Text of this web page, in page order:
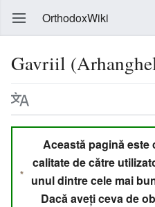
OrthodoxWiki
Gavriil
Această pagină
calitate de către
unul dintre cele mai
Dacă aveți ceva de